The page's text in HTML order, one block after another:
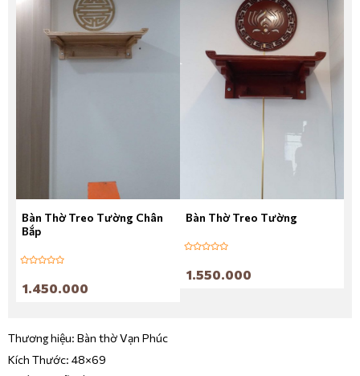
Bàn Thờ Treo Tường Chân
Bắp
1.450.000
Bàn Thờ Treo Tường
1.550.000
Thương hiệu: Bàn thờ Vạn Phúc
Kích Thước: 48×69